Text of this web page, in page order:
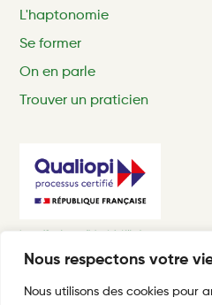
Nous respectons votre
Nous utilisons des cookies pour
L'haptonomie
Se former
On en parle
Trouver un praticien